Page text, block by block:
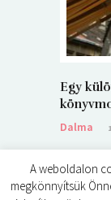
Egy
Dalma
A weboldalon
megkönnyítsük